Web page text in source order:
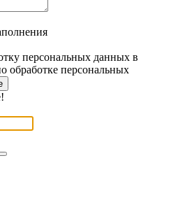
персональных данных в
обработке персональных